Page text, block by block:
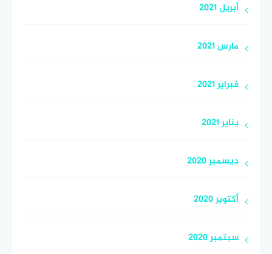
أبريل 2021
مارس 2021
فبراير 2021
يناير 2021
ديسمبر 2020
أكتوبر 2020
سبتمبر 2020